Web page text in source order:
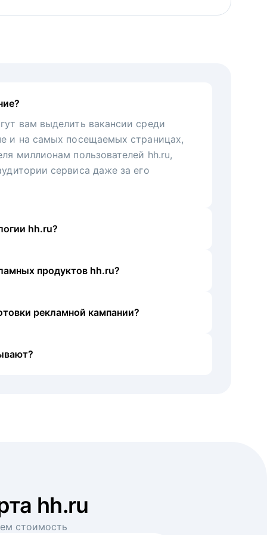
вам выделить вакансии среди
и на самых посещаемых страницах,
миллионам пользователей hh.ru,
сервиса даже за его
hh.ru?
продуктов hh.ru?
рекламной кампании?
hh.ru
стоимость